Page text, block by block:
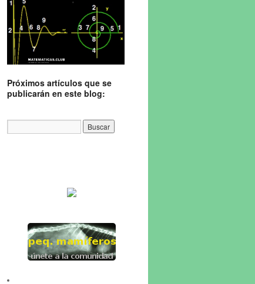
Próximos artículos que se
publicarán en este blog: